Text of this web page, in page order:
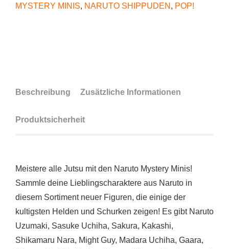
MYSTERY MINIS, NARUTO SHIPPUDEN , POP!
Beschreibung Zusätzliche Informationen
Produktsicherheit
Meistere alle Jutsu mit den Naruto Mystery Minis!
Sammle deine Lieblingscharaktere aus Naruto in
diesem Sortiment neuer Figuren, die einige der
kultigsten Helden und Schurken zeigen! Es gibt Naruto
Uzumaki, Sasuke Uchiha, Sakura, Kakashi,
Shikamaru Nara, Might Guy, Madara Uchiha, Gaara,